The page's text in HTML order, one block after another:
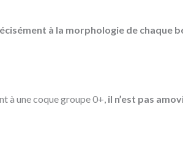
à la morphologie de chaque
à une coque groupe 0+, il n’est pas